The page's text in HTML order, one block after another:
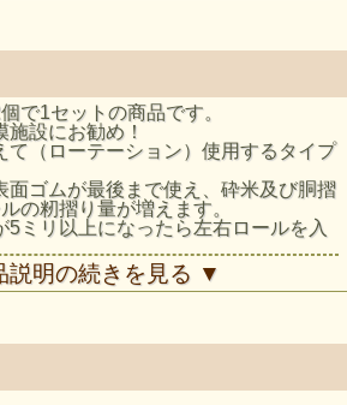
で1セットの商品です。
設にお勧め！
て（ローテーション）使用するタイプ
面ゴムが最後まで使え、砕米及び胴摺
の籾摺り量が増えます。
ミリ以上になったら左右ロールを入
説明の続きを見る ▼